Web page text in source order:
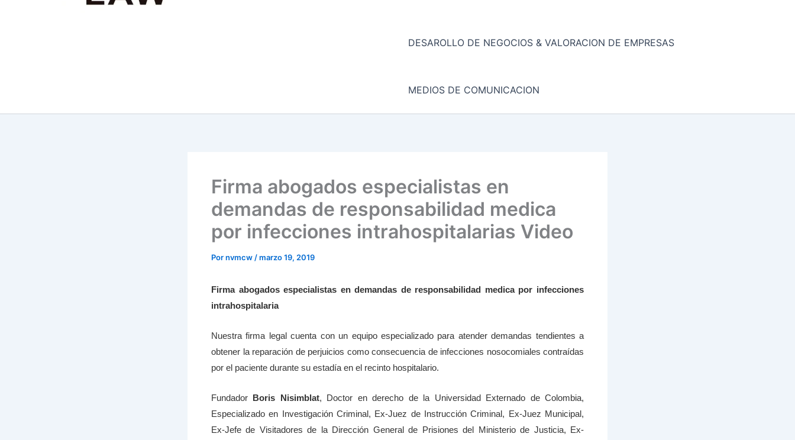
DESAROLLO DE NEGOCIOS & VALORACION DE EMPRESAS
MEDIOS DE COMUNICACION
Firma abogados especialistas en
demandas de responsabilidad medica
por infecciones intrahospitalarias Video
Pornvmcw /marzo 19, 2019
Firma abogados especialistas en demandas de responsabilidad medica por infecciones
intrahospitalaria
Nuestra firma legal cuenta con un equipo especializado para atender demandas tendientes a
obtener la reparación de perjuicios como consecuencia de infecciones nosocomiales contraídas
por el paciente durante su estadía en el recinto hospitalario.
Fundador Boris Nisimblat, Doctor en derecho de la Universidad Externado de Colombia,
Especializado en Investigación Criminal, Ex-Juez de Instrucción Criminal, Ex-Juez Municipal,
Ex-Jefe de Visitadores de la Dirección General de Prisiones del Ministerio de Justicia, Ex-